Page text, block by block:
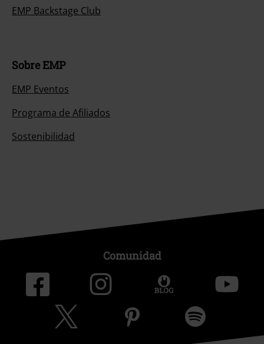
EMP Backstage Club
Sobre EMP
EMP Eventos
Programa de Afiliados
Sostenibilidad
Comunidad